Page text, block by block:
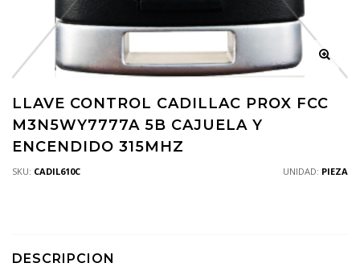
LLAVE CONTROL CADILLAC PROX FCC
M3N5WY7777A 5B CAJUELA Y
ENCENDIDO 315MHZ
SKU: CADIL610C UNIDAD: PIEZA
DESCRIPCION